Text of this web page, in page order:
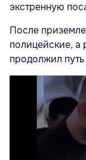
экстренную
После
полицейские, а
продолжил